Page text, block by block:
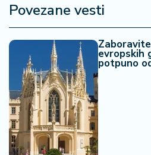
Povezane vesti
evropskih
potpuno